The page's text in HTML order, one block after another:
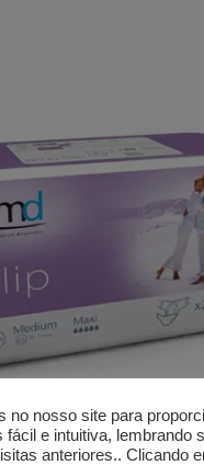
no nosso site para
fácil e intuitiva, lembrando
anteriores.. Clicando